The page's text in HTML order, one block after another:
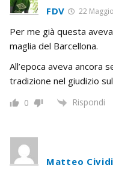
FDV 22
Per me già questa
maglia del Barcellona.
All’epoca aveva ancora
tradizione nel giudizio
0 Rispondi
Matteo